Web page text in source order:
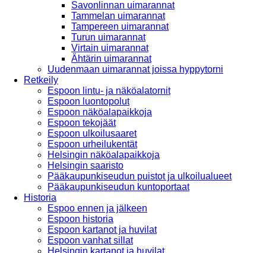
Savonlinnan uimarannat
Tammelan uimarannat
Tampereen uimarannat
Turun uimarannat
Virtain uimarannat
Ähtärin uimarannat
Uudenmaan uimarannat joissa hyppytorni
Retkeily
Espoon lintu- ja näköalatornit
Espoon luontopolut
Espoon näköalapaikkoja
Espoon tekojäät
Espoon ulkoilusaaret
Espoon urheilukentät
Helsingin näköalapaikkoja
Helsingin saaristo
Pääkaupunkiseudun puistot ja ulkoilualueet
Pääkaupunkiseudun kuntoportaat
Historia
Espoo ennen ja jälkeen
Espoon historia
Espoon kartanot ja huvilat
Espoon vanhat sillat
Helsingin kartanot ja huvilat